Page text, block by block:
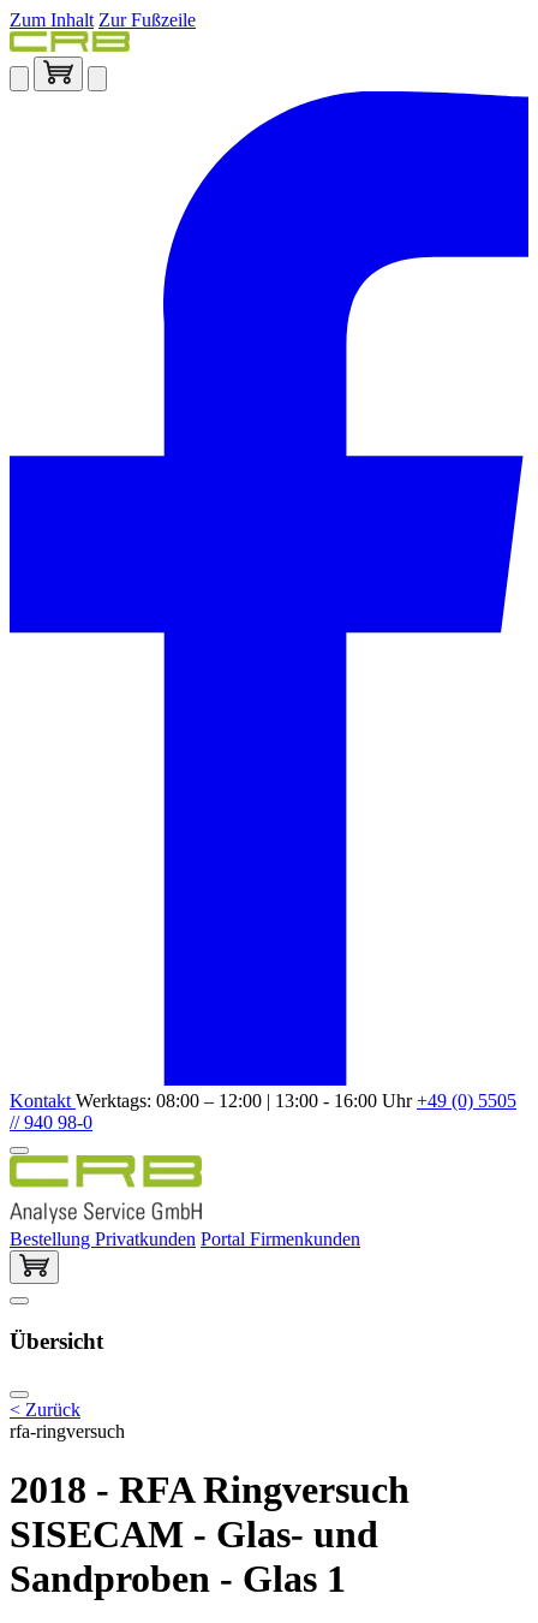
Zum Inhalt Zur Fußzeile
Kontakt Werktags: 08:00 – 12:00 | 13:00 - 16:00 Uhr+49 (0) 5505
// 940 98-0
Bestellung Privatkunden Portal Firmenkunden
Übersicht
< Zurück
rfa-ringversuch
2018 - RFA Ringversuch
SISECAM - Glas- und
Sandproben - Glas 1